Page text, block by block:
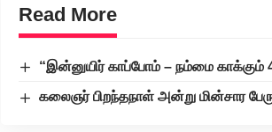
Read More
“இன்னுயிர் காப்போம் – நம்மை காக்கும்
கலைஞர் பிறந்தநாள் அன்று மின்சார